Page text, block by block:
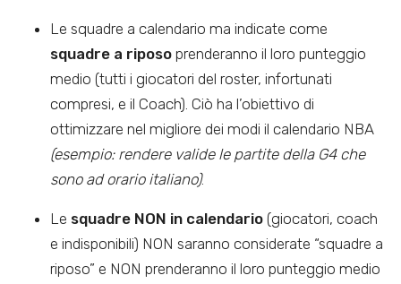
Le squadre a calendario ma indicate come
squadre a riposo prenderanno il loro punteggio
medio (tutti i giocatori del roster, infortunati
compresi, e il Coach). Ciò ha l’obiettivo di
ottimizzare nel migliore dei modi il calendario NBA
(esempio: rendere valide le partite della G4 che
sono ad orario italiano).
Le squadre NON in calendario (giocatori, coach
e indisponibili) NON saranno considerate “squadre a
riposo” e NON prenderanno il loro punteggio medio